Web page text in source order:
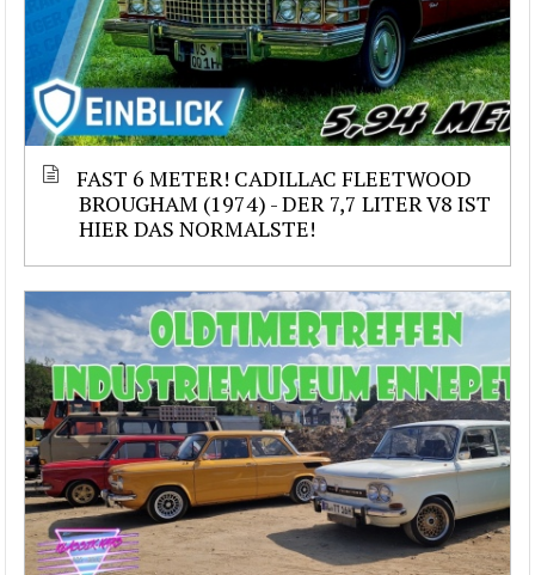
FAST 6 METER! CADILLAC FLEETWOOD
BROUGHAM (1974) - DER 7,7 LITER V8 IST
HIER DAS NORMALSTE!